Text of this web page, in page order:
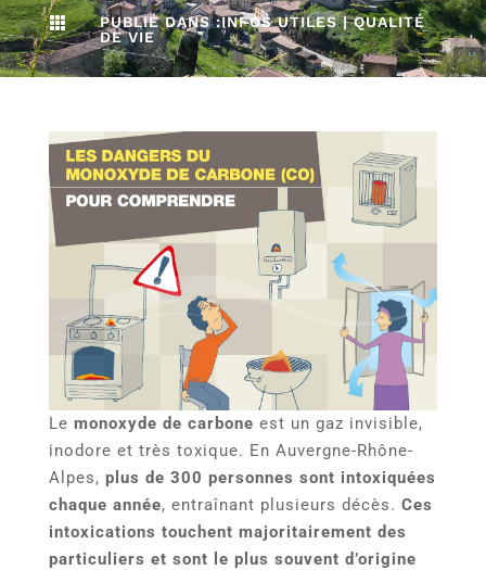
 PUBLIÉ DANS :INFOS UTILES|QUALITÉ
DE VIE
Le monoxyde de carbone est un gaz invisible,
inodore et très toxique. En Auvergne-Rhône-
Alpes, plus de 300 personnes sont intoxiquées
chaque année, entraînant plusieurs décès. Ces
intoxications touchent majoritairement des
particuliers et sont le plus souvent d’origine